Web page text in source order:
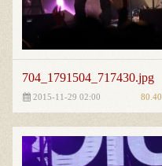
704_1791504_717430.jpg
2015-11-29 02:00 80.40